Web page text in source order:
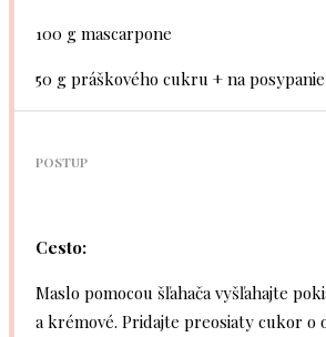
100 g mascarpone
50 g práškového cukru + na posypanie
POSTUP
Cesto:
Maslo pomocou šľahača vyšľahajte
a krémové. Pridajte preosiaty cukor o